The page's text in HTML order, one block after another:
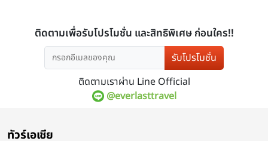
มีโปรแกรมทัวร์มากมาย
ทั้งไทยและต่างประเทศ
รับโปรโมชั่น
ติดตามเราผ่าน Line Official
@everlasttravel
ทัวร์เอเชีย